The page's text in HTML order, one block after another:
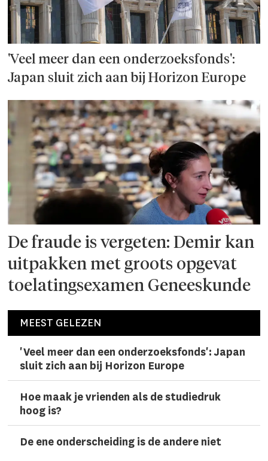
'Veel meer dan een onderzoeks­fonds':
Japan sluit zich aan bij Horizon Europe
De fraude is vergeten: Demir kan
uitpakken met groots opgevat
toelatingsexamen Geneeskunde
MEEST GELEZEN
'Veel meer dan een onderzoeks­fonds': Japan
sluit zich aan bij Horizon Europe
Hoe maak je vrienden als de studiedruk
hoog is?
De ene onderscheiding is de andere niet